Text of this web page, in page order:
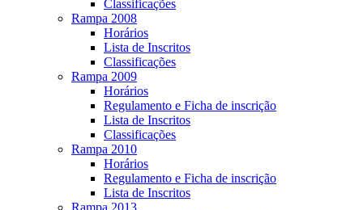
Classificações
Rampa 2008
Horários
Lista de Inscritos
Classificações
Rampa 2009
Horários
Regulamento e Ficha de inscrição
Lista de Inscritos
Classificações
Rampa 2010
Horários
Regulamento e Ficha de inscrição
Lista de Inscritos
Rampa 2013